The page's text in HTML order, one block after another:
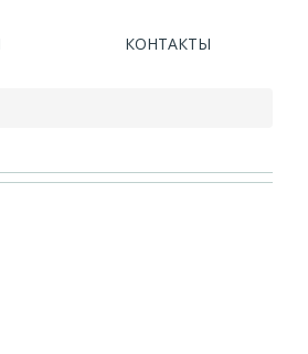
КОНТАКТЫ